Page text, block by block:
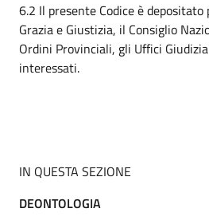
6.2 Il presente Codice è
Grazia e Giustizia, il Consiglio
Ordini Provinciali, gli Uffici
interessati.
IN QUESTA SEZIONE
DEONTOLOGIA